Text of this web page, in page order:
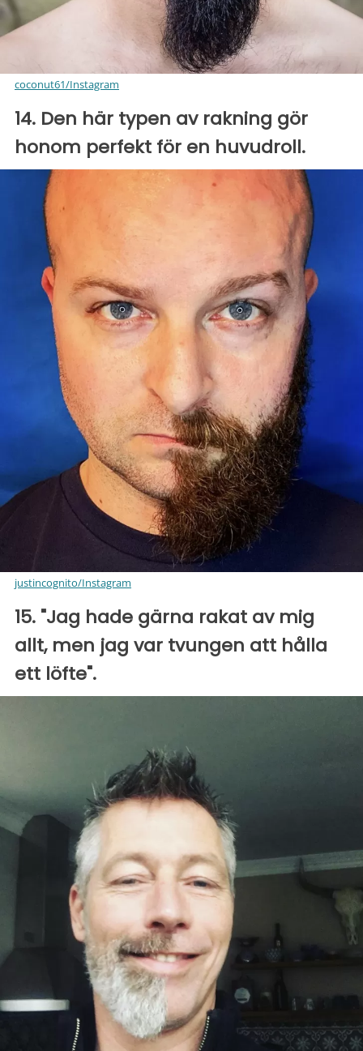
coconut61/Instagram
14. Den här typen av rakning gör
honom perfekt för en huvudroll.
justincognito/Instagram
15. "Jag hade gärna rakat av mig
allt, men jag var tvungen att hålla
ett löfte".